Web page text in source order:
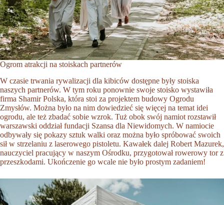
Ogrom atrakcji na stoiskach partnerów
W czasie trwania rywalizacji dla kibiców dostępne były stoiska
naszych partnerów. W tym roku ponownie swoje stoisko wystawiła
firma Shamir Polska, która stoi za projektem budowy Ogrodu
Zmysłów. Można było na nim dowiedzieć się więcej na temat idei
ogrodu, ale też zbadać sobie wzrok. Tuż obok swój namiot rozstawił
warszawski oddział fundacji Szansa dla Niewidomych. W namiocie
odbywały się pokazy sztuk walki oraz można było spróbować swoich
sił w strzelaniu z laserowego pistoletu. Kawałek dalej Robert Mazurek,
nauczyciel pracujący w naszym Ośrodku, przygotował rowerowy tor z
przeszkodami. Ukończenie go wcale nie było prostym zadaniem!